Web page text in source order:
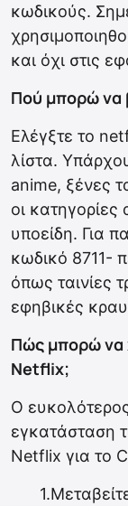
κωδικούς.
και όχι στις
Πού μπορώ να
Ελέγξτε το
λίστα.
anime, ξένες
οι
υποείδη. Για
κωδικό 8711-
όπως ταινίες
εφηβικές
Πώς μπορώ να
Netflix;
Ο
εγκατάσταση
Netflix για το